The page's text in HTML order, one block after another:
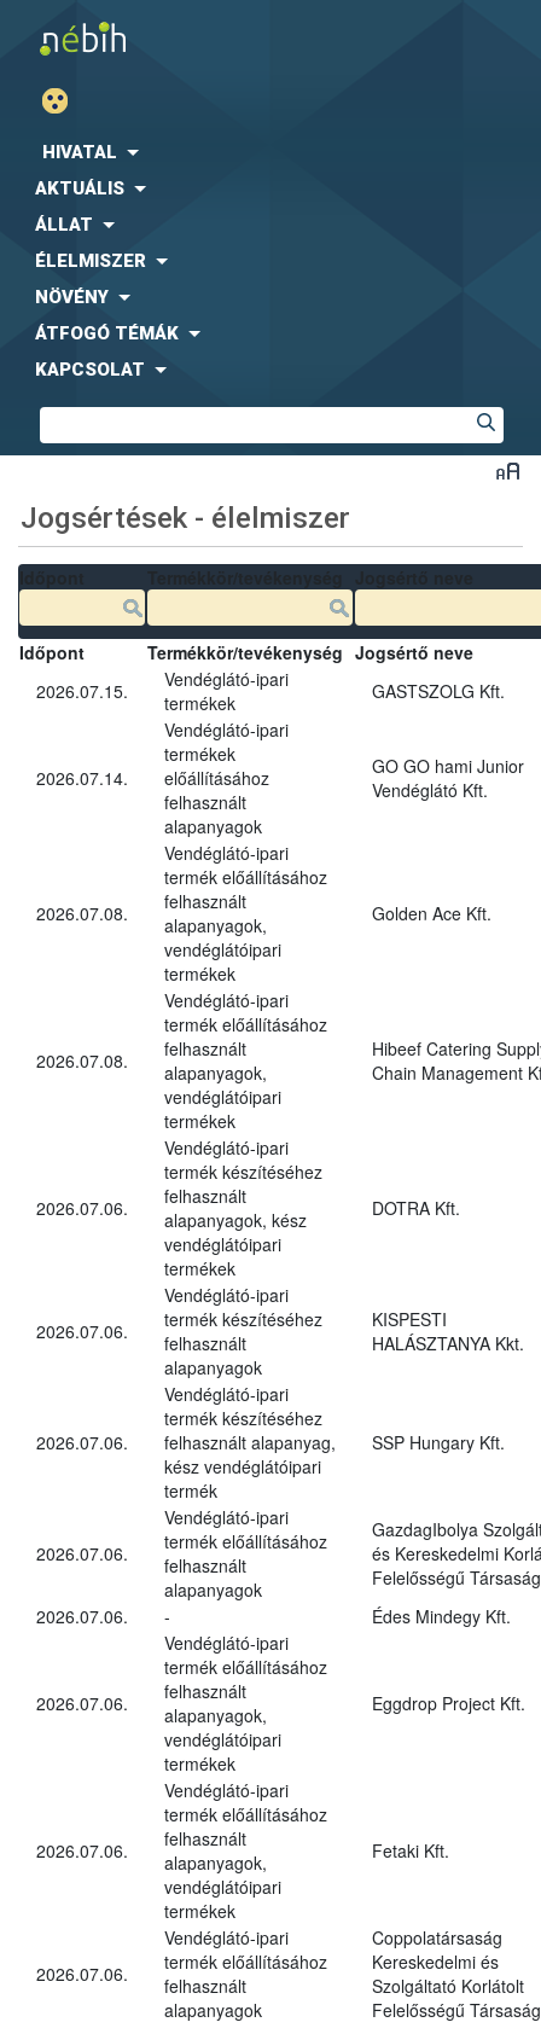
HIVATAL
AKTUÁLIS
ÁLLAT
ÉLELMISZER
NÖVÉNY
ÁTFOGÓ TÉMÁK
KAPCSOLAT
Jogsértések - élelmiszer
Időpont Termékkör/tevékenység Jogsértő neve
2026.07.15.
Vendéglátó-ipari
termékek
GASTSZOLG Kft.
2026.07.14.
Vendéglátó-ipari
termékek
előállításához
felhasznált
alapanyagok
GO GO hami Junior
Vendéglátó Kft.
2026.07.08.
Vendéglátó-ipari
termék előállításához
felhasznált
alapanyagok,
vendéglátóipari
termékek
Golden Ace Kft.
2026.07.08.
Vendéglátó-ipari
termék előállításához
felhasznált
alapanyagok,
vendéglátóipari
termékek
Hibeef Catering
Chain Management
2026.07.06.
Vendéglátó-ipari
termék készítéséhez
felhasznált
alapanyagok, kész
vendéglátóipari
termékek
DOTRA Kft.
2026.07.06.
Vendéglátó-ipari
termék készítéséhez
felhasznált
alapanyagok
KISPESTI
HALÁSZTANYA Kkt.
2026.07.06.
Vendéglátó-ipari
termék készítéséhez
felhasznált alapanyag,
kész vendéglátóipari
termék
SSP Hungary Kft.
2026.07.06.
Vendéglátó-ipari
termék előállításához
felhasznált
alapanyagok
GazdagIbolya
és Kereskedelmi
Felelősségű Társaság
2026.07.06.
- Édes Mindegy Kft.
2026.07.06.
Vendéglátó-ipari
termék előállításához
felhasznált
alapanyagok,
vendéglátóipari
termékek
Eggdrop Project Kft.
2026.07.06.
Vendéglátó-ipari
termék előállításához
felhasznált
alapanyagok,
vendéglátóipari
termékek
Fetaki Kft.
2026.07.06.
Vendéglátó-ipari
termék előállításához
felhasznált
alapanyagok
Coppolatársaság
Kereskedelmi és
Szolgáltató Korlátolt
Felelősségű Társaság